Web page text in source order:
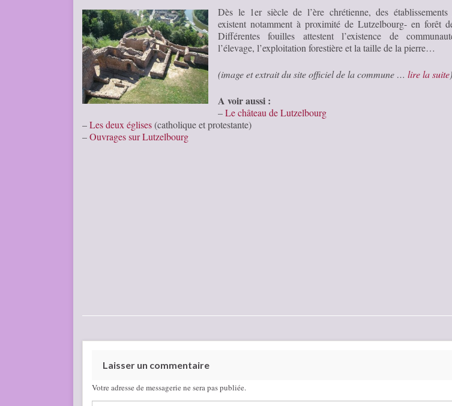
Dès le 1er siècle de l’ère chrétienne, des établissements
existent notamment à proximité de Lutzelbourg- en forêt
Différentes fouilles attestent l’existence de
l’élevage, l’exploitation forestière et la taille de la pierre…
(image et extrait du site officiel de la commune … lire la suite)
A voir aussi :
–Le château de Lutzelbourg
–Les deux églises(catholique et protestante)
–Ouvrages sur Lutzelbourg
Laisser un commentaire
Votre adresse de messagerie ne sera pas publiée.